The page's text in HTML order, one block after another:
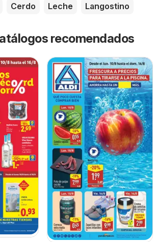
Cerdo Leche Langostino
recomendados